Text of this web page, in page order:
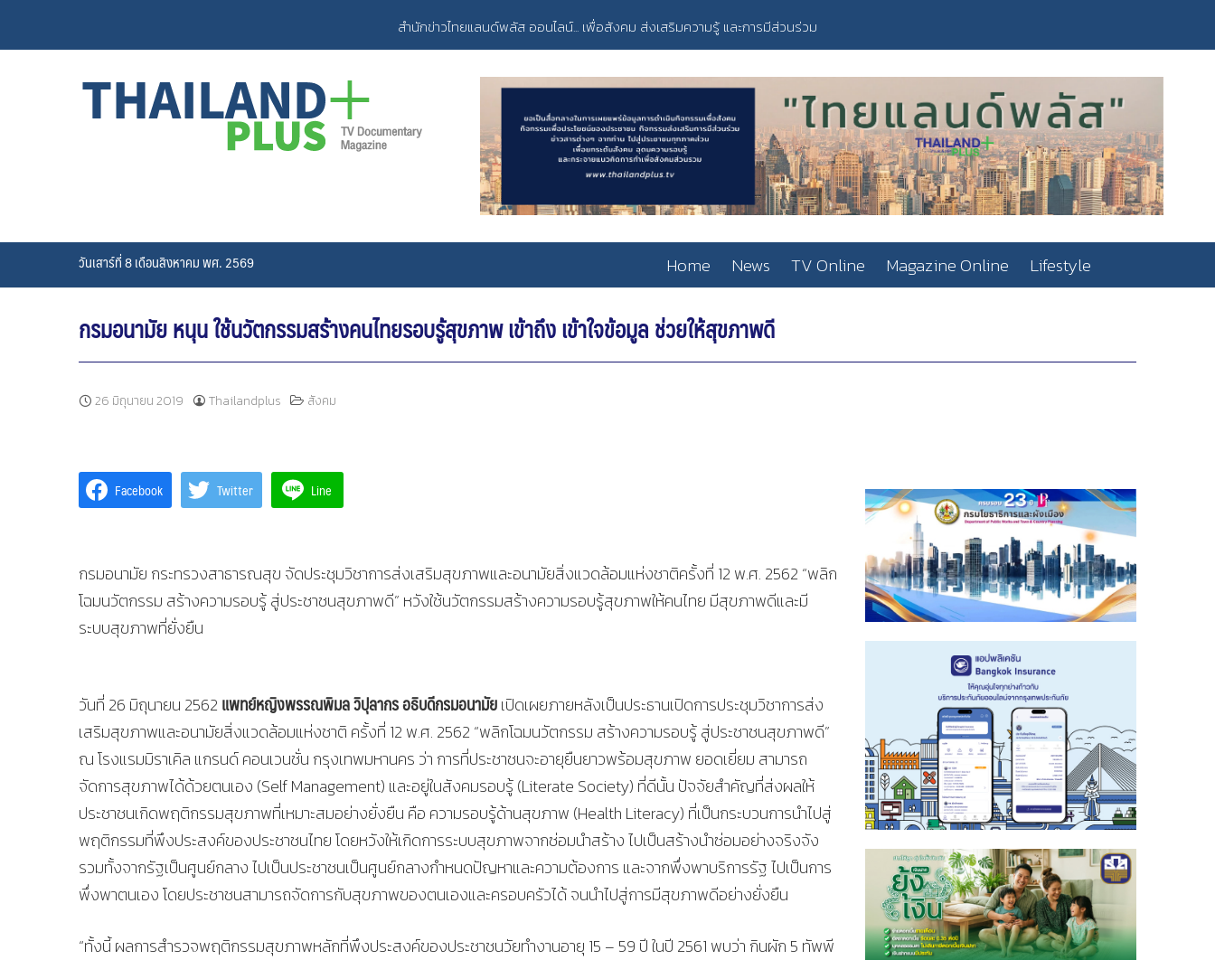
content
สำนักข่าวไทยแลนด์พลัส ออนไลน์... เพื่อสังคม ส่งเสริมความรู้ และการมีส่วนร่วม
วันเสาร์ที่ 8 เดือนสิงหาคม พศ. 2569 Home News TV Online Magazine Online Lifestyle
กรมอนามัย หนุน ใช้นวัตกรรมสร้างคนไทยรอบรู้สุขภาพ เข้าถึง เข้าใจข้อมูล ช่วยให้สุขภาพดี
26 มิถุนายน 2019 Thailandplus สังคม
Facebook Twitter Line
กรมอนามัย กระทรวงสาธารณสุข จัดประชุมวิชาการส่งเสริมสุขภาพและอนามัยสิ่งแวดล้อมแห่งชาติครั้งที่ 12 พ.ศ. 2562 “พลิก
โฉมนวัตกรรม สร้างความรอบรู้ สู่ประชาชนสุขภาพดี” หวังใช้นวัตกรรมสร้างความรอบรู้สุขภาพให้คนไทย มีสุขภาพดีและมี
ระบบสุขภาพที่ยั่งยืน
วันที่ 26 มิถุนายน 2562 แพทย์หญิงพรรณพิมล วิปุลากร อธิบดีกรมอนามัยเปิดเผยภายหลังเป็นประธานเปิดการประชุมวิชาการส่ง
เสริมสุขภาพและอนามัยสิ่งแวดล้อมแห่งชาติ ครั้งที่ 12 พ.ศ. 2562 “พลิกโฉมนวัตกรรม สร้างความรอบรู้ สู่ประชาชนสุขภาพดี”
ณ โรงแรมมิราเคิล แกรนด์ คอนเวนชั่น กรุงเทพมหานคร ว่า การที่ประชาชนจะอายุยืนยาวพร้อมสุขภาพ ยอดเยี่ยม สามารถ
จัดการสุขภาพได้ด้วยตนเอง (Self Management) และอยู่ในสังคมรอบรู้ (Literate Society) ที่ดีนั้น ปัจจัยสำคัญที่ส่งผลให้
ประชาชนเกิดพฤติกรรมสุขภาพที่เหมาะสมอย่างยั่งยืน คือ ความรอบรู้ด้านสุขภาพ (Health Literacy) ที่เป็นกระบวนการนำไปสู่
พฤติกรรมที่พึงประสงค์ของประชาชนไทย โดยหวังให้เกิดการระบบสุขภาพจากซ่อมนำสร้าง ไปเป็นสร้างนำซ่อมอย่างจริงจัง
รวมทั้งจากรัฐเป็นศูนย์กลาง ไปเป็นประชาชนเป็นศูนย์กลางกำหนดปัญหาและความต้องการ และจากพึ่งพาบริการรัฐ ไปเป็นการ
พึ่งพาตนเอง โดยประชาชนสามารถจัดการกับสุขภาพของตนเองและครอบครัวได้ จนนำไปสู่การมีสุขภาพดีอย่างยั่งยืน
“ทั้งนี้ ผลการสำรวจพฤติกรรมสุขภาพหลักที่พึงประสงค์ของประชาชนวัยทำงานอายุ 15 – 59 ปี ในปี 2561 พบว่า กินผัก 5 ทัพพี